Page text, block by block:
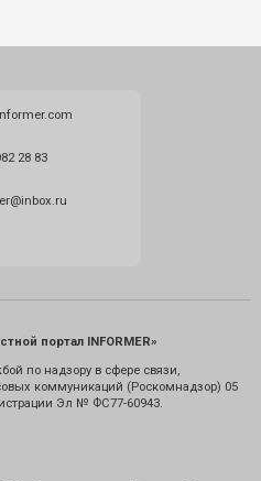
28 83
портал INFORMER»
по надзору в сфере связи,
коммуникаций (Роскомнадзор) 05
Эл № ФС77-60943.